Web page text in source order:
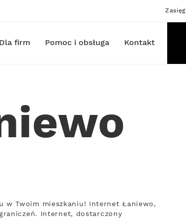
Zasięg
Dla firm Pomoc i obsługa Kontakt
w Twoim mieszkaniu! Internet Łaniewo,
Internet, dostarczony